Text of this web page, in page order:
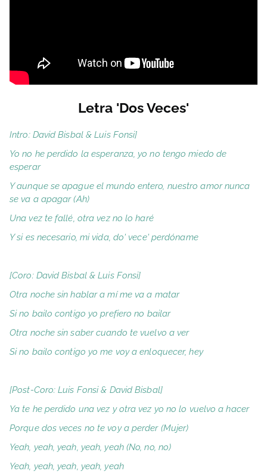
Letra 'Dos Veces'
Intro: David Bisbal & Luis Fonsi]
Yo no he perdido la esperanza, yo no tengo miedo de
esperar
Y aunque se apague el mundo entero, nuestro amor nunca
se va a apagar (Ah)
Una vez te fallé, otra vez no lo haré
Y si es necesario, mi vida, do' vece' perdóname
[Coro: David Bisbal & Luis Fonsi]
Otra noche sin hablar a mí me va a matar
Si no bailo contigo yo prefiero no bailar
Otra noche sin saber cuando te vuelvo a ver
Si no bailo contigo yo me voy a enloquecer, hey
[Post-Coro: Luis Fonsi & David Bisbal]
Ya te he perdido una vez y otra vez yo no lo vuelvo a hacer
Porque dos veces no te voy a perder (Mujer)
Yeah, yeah, yeah, yeah, yeah (No, no, no)
Yeah, yeah, yeah, yeah, yeah